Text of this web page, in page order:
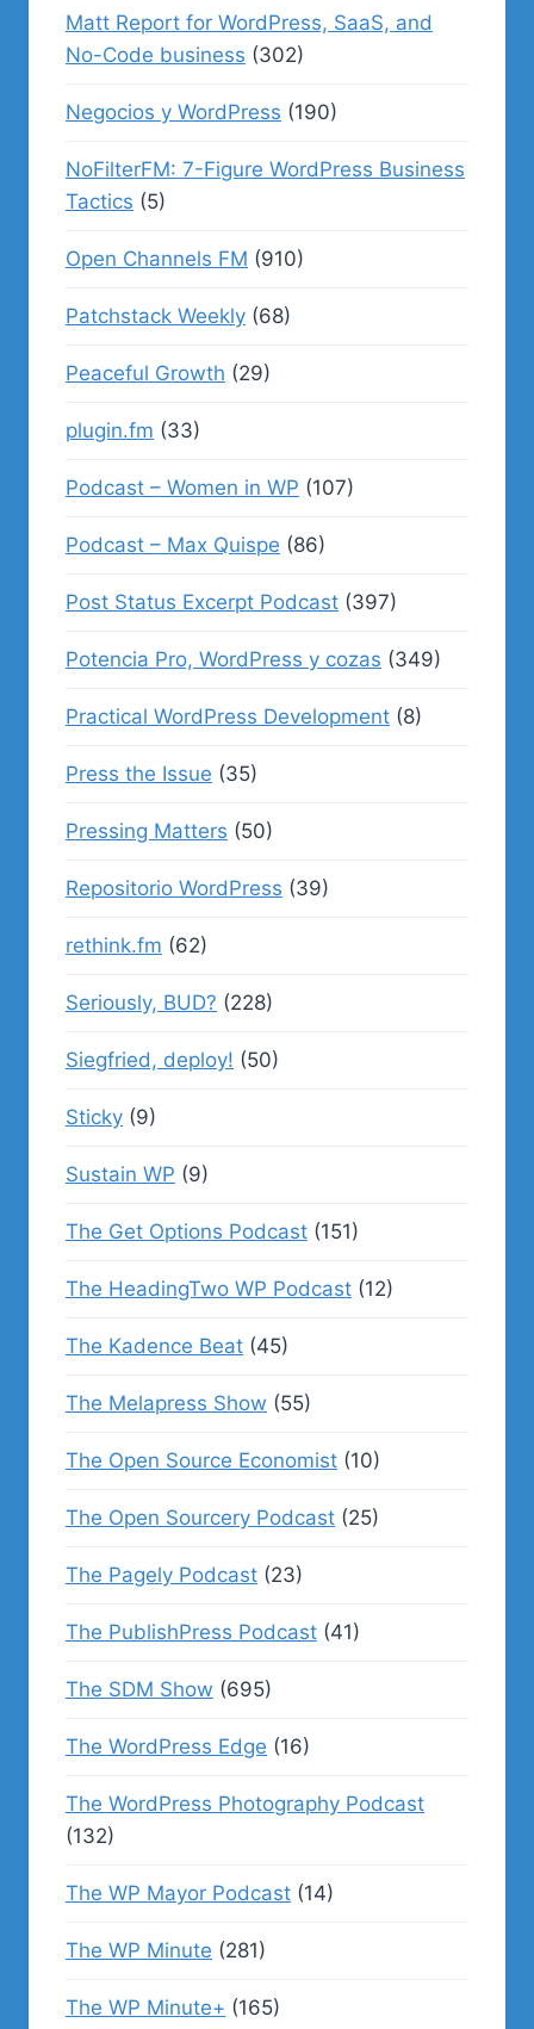
Matt Report for WordPress, SaaS, and
No-Code business (302)
Negocios y WordPress (190)
NoFilterFM: 7-Figure WordPress Business
Tactics (5)
Open Channels FM (910)
Patchstack Weekly (68)
Peaceful Growth (29)
plugin.fm (33)
Podcast – Women in WP (107)
Podcast – Max Quispe (86)
Post Status Excerpt Podcast (397)
Potencia Pro, WordPress y cozas (349)
Practical WordPress Development (8)
Press the Issue (35)
Pressing Matters (50)
Repositorio WordPress (39)
rethink.fm (62)
Seriously, BUD? (228)
Siegfried, deploy! (50)
Sticky (9)
Sustain WP (9)
The Get Options Podcast (151)
The HeadingTwo WP Podcast (12)
The Kadence Beat (45)
The Melapress Show (55)
The Open Source Economist (10)
The Open Sourcery Podcast (25)
The Pagely Podcast (23)
The PublishPress Podcast (41)
The SDM Show (695)
The WordPress Edge (16)
The WordPress Photography Podcast
(132)
The WP Mayor Podcast (14)
The WP Minute (281)
The WP Minute+ (165)